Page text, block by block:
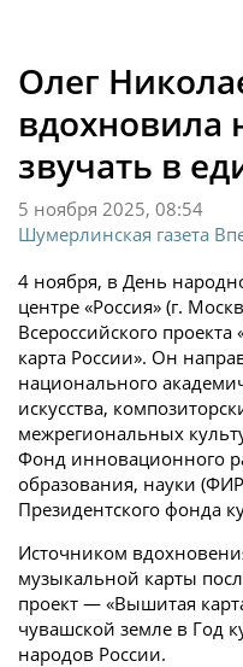
Олег
вдохновила
звучать в
5 ноября 2025, 08:54
Шумерлинская газета
4 ноября, в День
центре «Россия» (г.
Всероссийского
карта России». Он
национального
искусства,
межрегиональных
Фонд инновационного
образования, науки
Президентского фонда
Источником
музыкальной карты
проект — «Вышитая
чувашской земле в Год
народов России.